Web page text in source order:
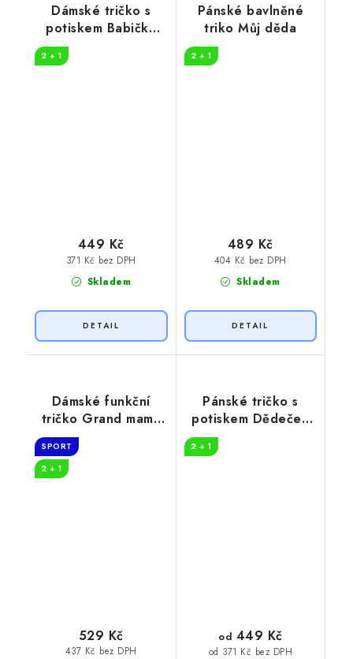
Dámské tričko s
potiskem Babička
2 + 1
Skladem
371 Kč bez DPH
449 Kč
Pánské bavlněné
triko Můj děda
2 + 1
Skladem
404 Kč bez DPH
489 Kč
Dámské funkční
tričko Grand mama
loves COFFEE
SPORT
2 + 1
437 Kč bez DPH
529 Kč
Pánské tričko s
potiskem Dědeček
2 + 1
od 371 Kč bez DPH
od 449 Kč